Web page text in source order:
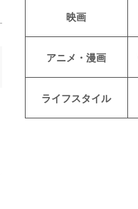
映画
アニメ・漫画
ライフスタイル